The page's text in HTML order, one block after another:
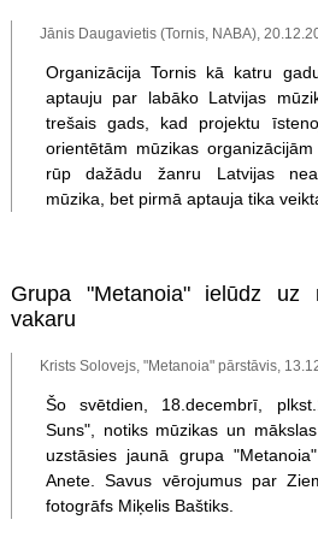
Jānis Daugavietis (Tornis, NABA),
Organizācija Tornis kā katru
aptauju par labāko Latvijas
trešais gads, kad projektu
orientētām mūzikas
rūp dažādu žanru Latvijas
mūzika, bet pirmā aptauja tika
Grupa "Metanoia" ielūdz uz
vakaru
Krists Solovejs, "Metanoia" pārstāvis,
Šo svētdien, 18.decembrī,
Suns", notiks mūzikas un
uzstāsies jaunā grupa
Anete. Savus vērojumus par
fotogrāfs Miķelis Baštiks.